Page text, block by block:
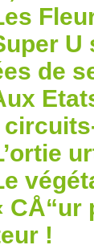
U
de
CÅ“ur
!